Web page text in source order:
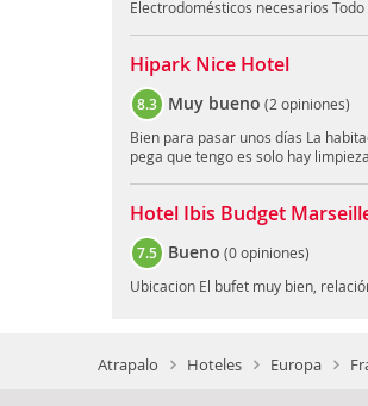
Electrodomésticos necesarios
Hipark Nice Hotel
8.3 Muy bueno (2 opiniones)
Bien para pasar unos días La
pega que tengo es solo hay
Hotel Ibis Budget
7.5 Bueno (0 opiniones)
Ubicacion El bufet muy bien,
Atrapalo Hoteles Europa